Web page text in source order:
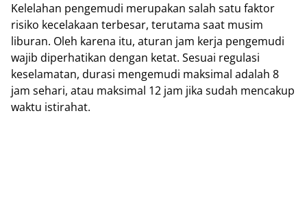
Kelelahan pengemudi merupakan salah satu faktor
risiko kecelakaan terbesar, terutama saat musim
liburan. Oleh karena itu, aturan jam kerja pengemudi
wajib diperhatikan dengan ketat. Sesuai regulasi
keselamatan, durasi mengemudi maksimal adalah 8
jam sehari, atau maksimal 12 jam jika sudah mencakup
waktu istirahat.